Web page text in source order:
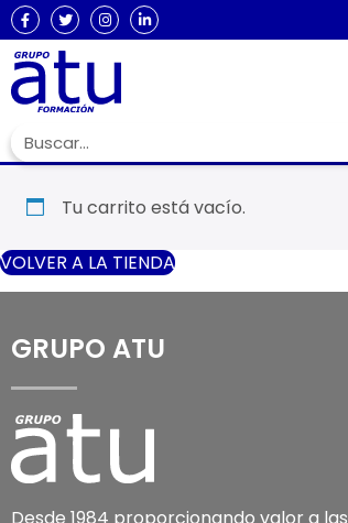
Tu carrito está vacío.
VOLVER A LA TIENDA
GRUPO ATU